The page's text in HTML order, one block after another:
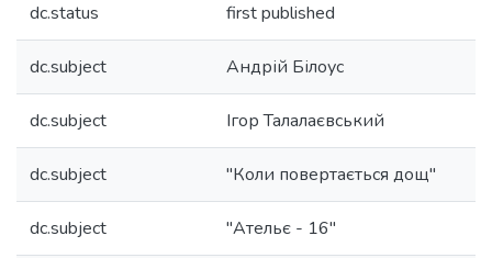
dc.status first published
dc.subject Андрій Білоус
dc.subject Ігор Талалаєвський
dc.subject "Коли повертається дощ"
dc.subject "Ательє - 16"